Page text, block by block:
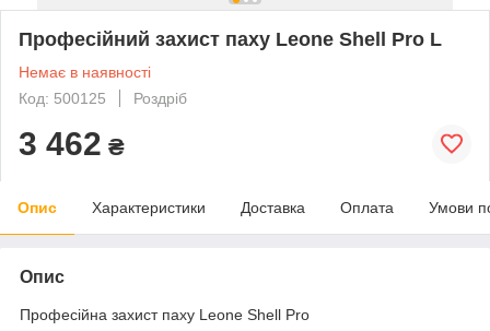
Професійний захист паху Leone Shell Pro L
Немає в наявності
Код: 500125
Роздріб
3 462 ₴
Опис Характеристики Доставка Оплата Умови
Опис
Професійна захист паху Leone Shell Pro